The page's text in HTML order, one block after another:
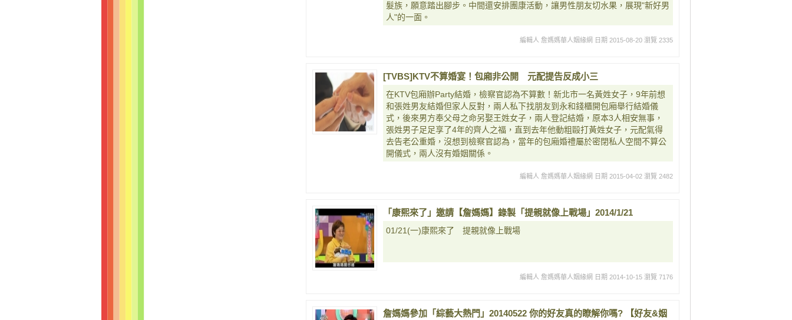
髮族，願意踏出腳步。中間還安排團康活動，讓男性朋友切水果，展現"­新好男
人"的一面。
編輯人 詹媽媽華人姻緣網 日期 2015-08-20 瀏覽 2335
[TVBS]KTV不算婚宴！包廂非公開 元配提告反成小三
在KTV包廂辦Party結婚，檢察官認為不算數！新北市一名黃姓女子，9年前想
和張姓男友結婚但家人反對，兩人私下找朋友到永和錢櫃開包廂舉行結婚儀
式，後來男方奉父母之命另娶王姓女子，兩人登記結婚，原本3人相安無事，
張姓男子足足享了4年的齊人之福，直到去年他動粗毆打黃姓女子，元配氣得
去告老公重婚，沒想到檢察官認為，當年的包廂婚禮屬於密閉私人空間不算公
開儀式，兩人沒有婚姻關係。
編輯人 詹媽媽華人姻緣網 日期 2015-04-02 瀏覽 2482
「康熙來了」邀請【詹媽媽】錄製「提親就像上戰場」2014/1/21
01/21(一)康熙來了 提親就像上戰場
編輯人 詹媽媽華人姻緣網 日期 2014-10-15 瀏覽 7176
詹媽媽參加「綜藝大熱門」20140522 你的好友真的瞭解你嗎? 【好友&姻